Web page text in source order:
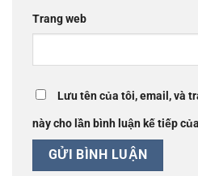
Trang web
Lưu tên của tôi, email, và
này cho lần bình luận kế tiếp